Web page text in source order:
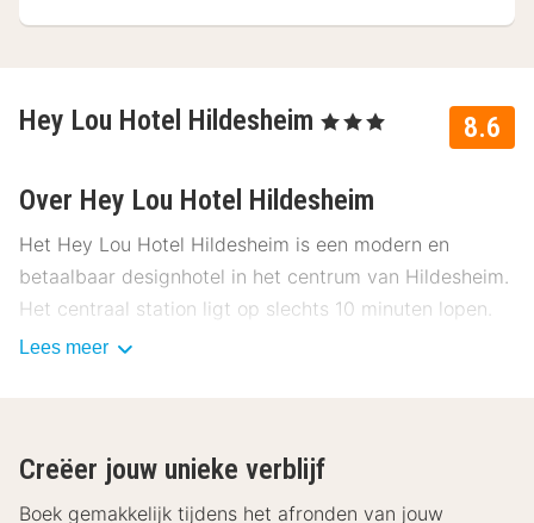
8.6
Hey Lou Hotel Hildesheim , 3 Sterren
Over Hey Lou Hotel Hildesheim
Het Hey Lou Hotel Hildesheim is een modern en
betaalbaar designhotel in het centrum van Hildesheim.
Het centraal station ligt op slechts 10 minuten lopen.
Hildesheim mag dan een van de kleinste steden van
verblijf in het Hey Lou Hotel Hildesheim!
Lees meer
Creëer jouw unieke verblijf
Boek gemakkelijk tijdens het afronden van jouw